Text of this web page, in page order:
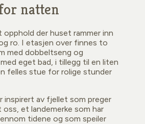
natten
opphold der huset rammer inn
ro. I etasjen over finnes to
med dobbeltseng og
eget bad, i tillegg til en liten
felles stue for rolige stunder
inspirert av fjellet som preger
oss, et landemerke som har
tidene og som speiler